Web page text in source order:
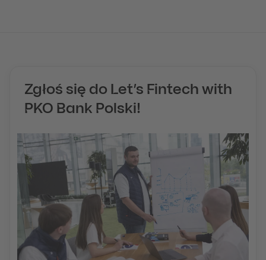
Zgłoś się do Let’s Fintech with
PKO Bank Polski!